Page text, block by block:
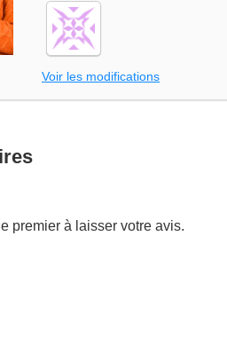
Voir les modifications
premier à laisser votre avis.